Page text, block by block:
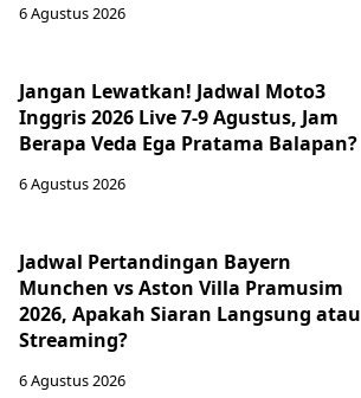
6 Agustus 2026
Jangan Lewatkan! Jadwal Moto3
Inggris 2026 Live 7-9 Agustus, Jam
Berapa Veda Ega Pratama Balapan?
6 Agustus 2026
Jadwal Pertandingan Bayern
Munchen vs Aston Villa Pramusim
2026, Apakah Siaran Langsung atau
Streaming?
6 Agustus 2026